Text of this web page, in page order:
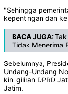
"Sehingga
kepentingan dan
BACA JUGA:
Tidak Menerima
Sebelumnya,
Undang-Undang
kini giliran DPRD
Jatim.